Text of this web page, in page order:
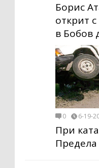
Борис
открит
в Бобов
0 6-19-
При